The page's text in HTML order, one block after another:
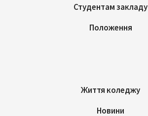
Студентам закладу
Положення
Життя коледжу
Новини